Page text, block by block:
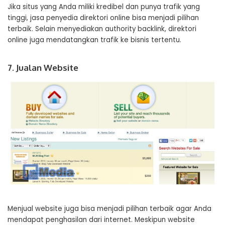
Jika situs yang Anda miliki kredibel dan punya trafik yang
tinggi, jasa penyedia direktori online bisa menjadi pilihan
terbaik. Selain menyediakan authority backlink, direktori
online juga mendatangkan trafik ke bisnis tertentu.
7. Jualan Website
Menjual website juga bisa menjadi pilihan terbaik agar Anda
mendapat penghasilan dari internet. Meskipun website